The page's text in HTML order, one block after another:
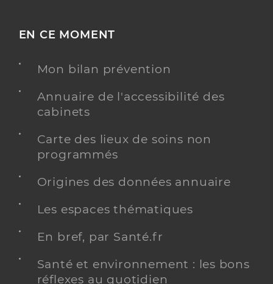
EN CE MOMENT
Mon bilan prévention
Annuaire de l'accessibilité des
cabinets
Carte des lieux de soins non
programmés
Origines des données annuaire
Les espaces thématiques
En bref, par Santé.fr
Santé et environnement : les bons
réflexes au quotidien